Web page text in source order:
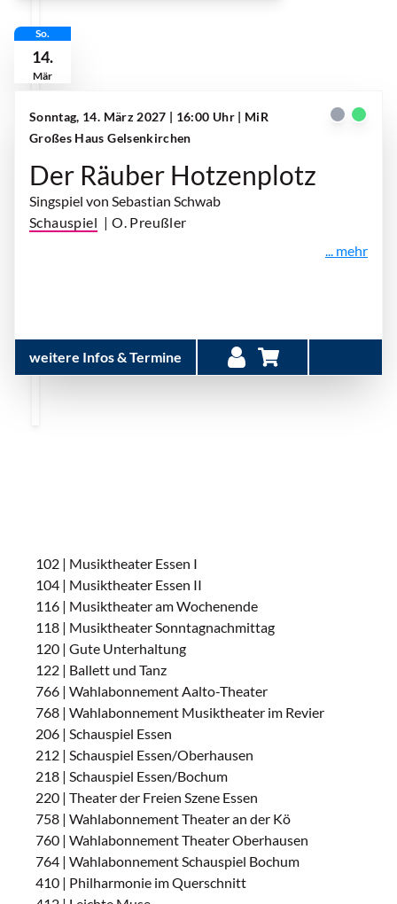
102 | Musiktheater Essen I
104 | Musiktheater Essen II
116 | Musiktheater am Wochenende
118 | Musiktheater Sonntagnachmittag
120 | Gute Unterhaltung
122 | Ballett und Tanz
766 | Wahlabonnement Aalto-Theater
768 | Wahlabonnement Musiktheater im Revier
206 | Schauspiel Essen
212 | Schauspiel Essen/Oberhausen
218 | Schauspiel Essen/Bochum
220 | Theater der Freien Szene Essen
758 | Wahlabonnement Theater an der Kö
760 | Wahlabonnement Theater Oberhausen
764 | Wahlabonnement Schauspiel Bochum
410 | Philharmonie im Querschnitt
So.
14.
Mär
Sonntag, 14. März 2027 | 16:00 Uhr | MiR
Großes Haus Gelsenkirchen
Der Räuber Hotzenplotz
Singspiel von Sebastian Schwab
Schauspiel | O. Preußler
... mehr
weitere Infos & Termine